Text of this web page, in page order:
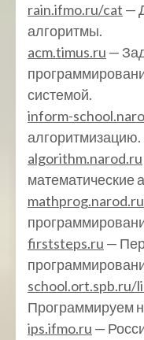
rain.ifmo.ru/cat —
алгоритмы.
acm.timus.ru —
системой.
inform-
алгоритмизацию.
algorithm.narod.ru
математические
mathprog.narod.ru
firststeps.ru —
school.ort.spb.ru/
Программируем
ips.ifmo.ru —